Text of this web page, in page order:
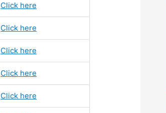
Click here
Click here
Click here
Click here
Click here